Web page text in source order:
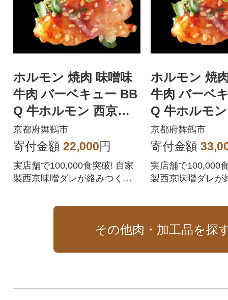
ホルモン 焼肉 味噌味
牛肉 バーベキュー BB
Q 牛ホルモン 西京味
噌焼き 1.2kg
京都府舞鶴市
寄付金額 22,000円
実店舗で100,000食突破! 自家
製西京味噌ダレが絡みつく美
ホルモン 焼
牛肉 バーベ
Q 牛ホルモ
噌焼き 1.8kg
京都府舞鶴市
寄付金額
実店舗で100,000
製西京味噌ダレが
ウ使用!
その他肉・加工品を探